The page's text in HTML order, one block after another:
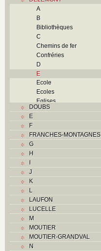
A
B
Bibliothèques
C
Chemins de fer
Confréries
D
E
Ecole
Ecoles
Eglises
F
H
Monuments historiques
O
Problème jurassien
Q
DOUBS
E
F
FRANCHES-MONTAGNES
G
H
I
J
K
L
LAUFON
LUCELLE
M
MOUTIER
MOUTIER-GRANDVAL
N